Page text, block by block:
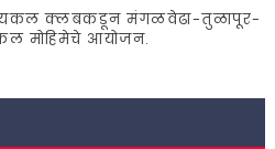
सायकल क्लबकडून मंगळवेढा-तुळापूर-
मोहिमेचे आयोजन.